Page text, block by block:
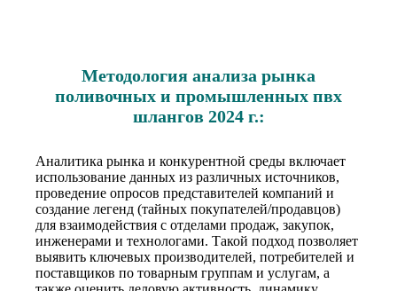
Методология анализа рынка
поливочных и промышленных пвх
шлангов 2024 г.:
Аналитика рынка и конкурентной среды включает
использование данных из различных источников,
проведение опросов представителей компаний и
создание легенд (тайных покупателей/продавцов)
для взаимодействия с отделами продаж, закупок,
инженерами и технологами. Такой подход позволяет
выявить ключевых производителей, потребителей и
поставщиков по товарным группам и услугам, а